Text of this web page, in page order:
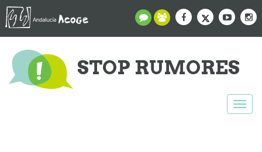
STOP RUMORES